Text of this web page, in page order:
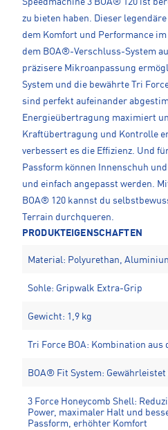
Speedmachine 3 BOA® 120 ist
zu bieten haben. Dieser
dem Komfort und Performance
dem BOA®-Verschluss-System
präzisere Mikroanpassung
System und die bewährte Tri
sind perfekt aufeinander
Energieübertragung maximiert
Kraftübertragung und Kontrolle
verbessert es die Effizienz. Und
Passform können Innenschuh
und einfach angepasst werden.
BOA® 120 kannst du
Terrain durchqueren.
PRODUKTEIGENSCHAFTEN
Material: Polyurethan,
Sohle: Gripwalk Extra-Grip
Gewicht: 1,9 kg
Tri Force BOA: Kombination
BOA® Fit System:
3 Force Honeycomb Shell:
Power, maximaler Halt und
Passform, erhöhter Komfort